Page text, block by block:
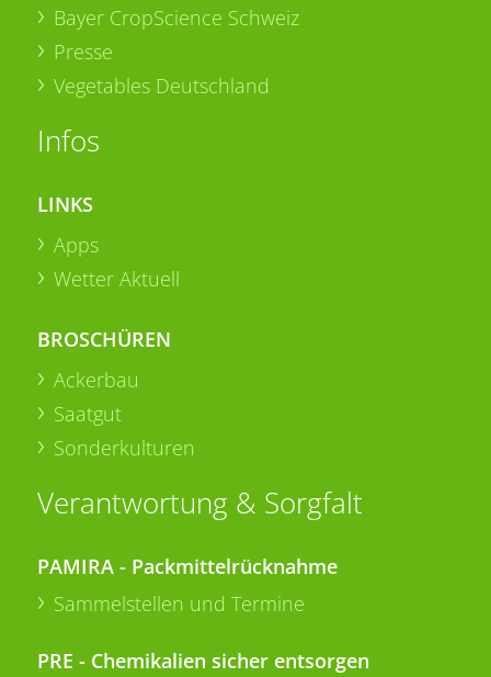
Bayer CropScience Schweiz
Presse
Vegetables Deutschland
Infos
LINKS
Apps
Wetter Aktuell
BROSCHÜREN
Ackerbau
Saatgut
Sonderkulturen
Verantwortung & Sorgfalt
PAMIRA - Packmittelrücknahme
Sammelstellen und Termine
PRE - Chemikalien sicher entsorgen